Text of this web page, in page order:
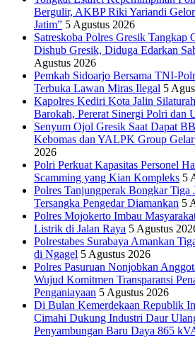
Bergulir, AKBP Riki Yariandi
Jatim” 5 Agustus 2026
Satreskoba Polres Gresik Tangkap
Dishub Gresik, Diduga Edarkan
Agustus 2026
Pemkab Sidoarjo Bersama TNI-
Terbuka Lawan Miras Ilegal 5
Kapolres Kediri Kota Jalin
Barokah, Pererat Sinergi Polri dan
Senyum Ojol Gresik Saat Dapat
Kebomas dan YALPK Group
2026
Polri Perkuat Kapasitas Personel
Scamming yang Kian Kompleks 5
Polres Tanjungperak Bongkar Tiga
Tersangka Pengedar Diamankan 5
Polres Mojokerto Imbau
Listrik di Jalan Raya 5 Agustus
Polrestabes Surabaya Amankan
di Ngagel 5 Agustus 2026
Polres Pasuruan Nonjobkan
Wujud Komitmen Transparansi
Penganiayaan 5 Agustus 2026
Di Bulan Kemerdekaan Republik
Cimahi Dukung Industri Daur
Penyambungan Baru Daya 865